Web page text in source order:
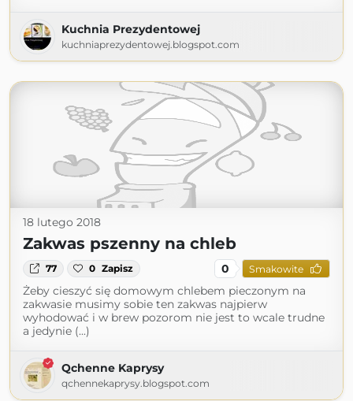
Kuchnia Prezydentowej
kuchniaprezydentowej.blogspot.com
18 lutego 2018
Zakwas pszenny na chleb
77 0 Zapisz 0 Smakowite
Żeby cieszyć się domowym chlebem pieczonym na
zakwasie musimy sobie ten zakwas najpierw
wyhodować i w brew pozorom nie jest to wcale trudne
a jedynie (...)
Qchenne Kaprysy
qchennekaprysy.blogspot.com